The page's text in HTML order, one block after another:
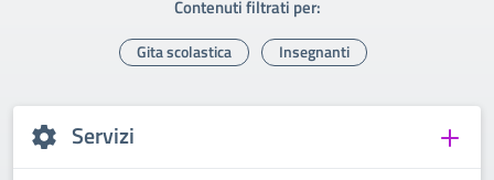
Contenuti filtrati per:
Gita scolastica Insegnanti
Servizi